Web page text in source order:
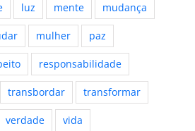
luz mente mudança
mulher paz
responsabilidade
transbordar transformar
verdade vida